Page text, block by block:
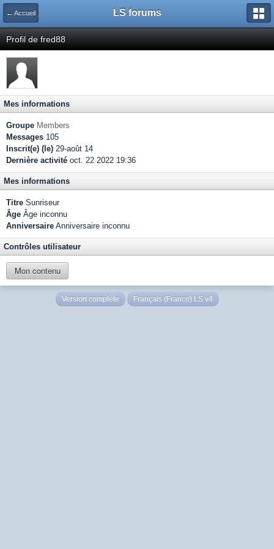
← Accueil LS forums
Profil de fred88
Mes informations
Groupe Members
Messages 105
Inscrit(e) (le) 29-août 14
Dernière activité oct. 22 2022 19:36
Mes informations
Titre Sunriseur
Âge Âge inconnu
Anniversaire Anniversaire inconnu
Contrôles utilisateur
Mon contenu
Version complète Français (France) LS v4